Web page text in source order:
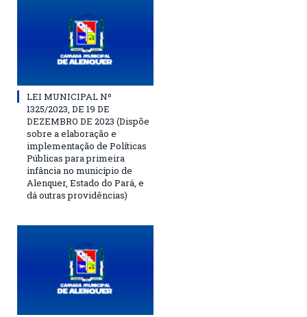
LEI MUNICIPAL Nº
1325/2023, DE 19 DE
DEZEMBRO DE 2023 (Dispõe
sobre a elaboração e
implementação de Políticas
Públicas para primeira
infância no município de
Alenquer, Estado do Pará, e
dá outras providências)